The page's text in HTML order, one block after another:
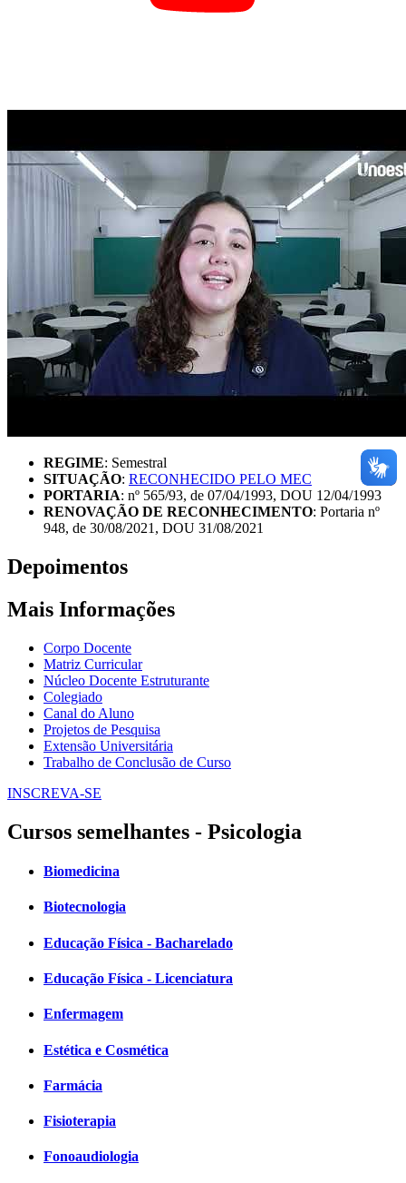
REGIME: Semestral
SITUAÇÃO: RECONHECIDO PELO MEC
PORTARIA: nº 565/93, de 07/04/1993, DOU 12/04/1993
RENOVAÇÃO DE RECONHECIMENTO: Portaria nº
948, de 30/08/2021, DOU 31/08/2021
Depoimentos
Mais Informações
Corpo Docente
Matriz Curricular
Núcleo Docente Estruturante
Colegiado
Canal do Aluno
Projetos de Pesquisa
Extensão Universitária
Trabalho de Conclusão de Curso
INSCREVA-SE
Cursos semelhantes - Psicologia
Biomedicina
Biotecnologia
Educação Física - Bacharelado
Educação Física - Licenciatura
Enfermagem
Estética e Cosmética
Farmácia
Fisioterapia
Fonoaudiologia